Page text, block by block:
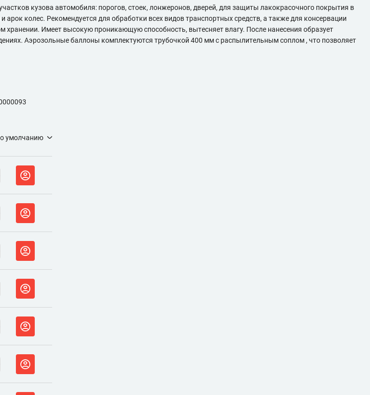
кузова автомобиля: порогов, стоек, лонжеронов, дверей, для защиты лакокрасочного покрытия в
колес. Рекомендуется для обработки всех видов транспортных средств, а также для консервации
хранении. Имеет высокую проникающую способность, вытесняет влагу. После нанесения образует
Аэрозольные баллоны комплектуются трубочкой 400 мм с распылительным соплом , что позволяет
умолчанию